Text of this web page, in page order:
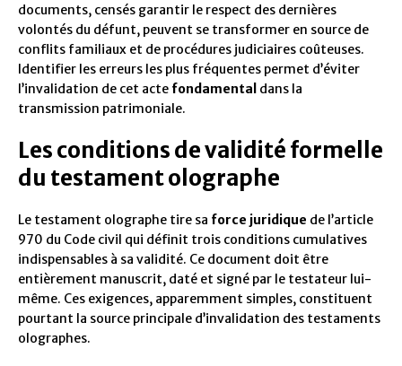
documents, censés garantir le respect des dernières
volontés du défunt, peuvent se transformer en source de
conflits familiaux et de procédures judiciaires coûteuses.
Identifier les erreurs les plus fréquentes permet d’éviter
l’invalidation de cet acte fondamental dans la
transmission patrimoniale.
Les conditions de validité formelle
du testament olographe
Le testament olographe tire sa force juridique de l’article
970 du Code civil qui définit trois conditions cumulatives
indispensables à sa validité. Ce document doit être
entièrement manuscrit, daté et signé par le testateur lui-
même. Ces exigences, apparemment simples, constituent
pourtant la source principale d’invalidation des testaments
olographes.